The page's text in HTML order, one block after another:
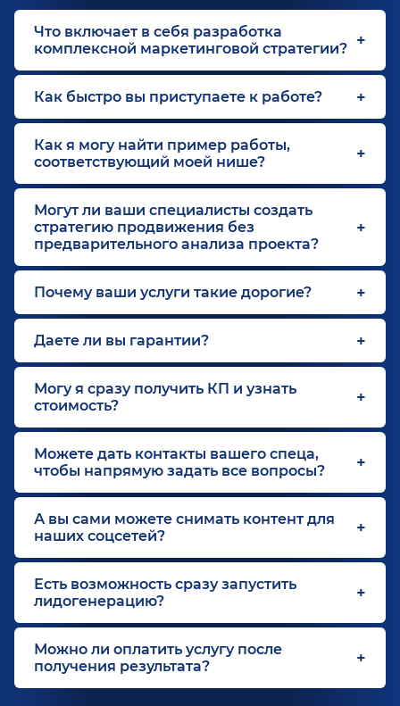
Что включает в себя разработка
комплексной маркетинговой стратегии?
Как быстро вы приступаете к работе?
Как я могу найти пример работы,
соответствующий моей нише?
Могут ли ваши специалисты создать
стратегию продвижения без
предварительного анализа проекта?
Почему ваши услуги такие дорогие?
Даете ли вы гарантии?
Могу я сразу получить КП и узнать
стоимость?
Можете дать контакты вашего спеца,
чтобы напрямую задать все вопросы?
А вы сами можете снимать контент для
наших соцсетей?
Есть возможность сразу запустить
лидогенерацию?
Можно ли оплатить услугу после
получения результата?